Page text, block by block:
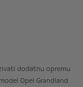
dodatnu opremu
Opel Grandland